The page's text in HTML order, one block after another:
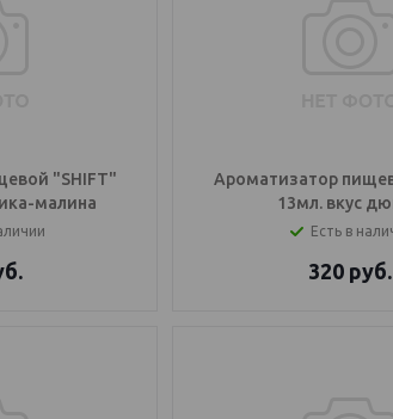
"SHIFT"
малина
Ароматизатор
13мл. вкус
Есть в
320 руб.